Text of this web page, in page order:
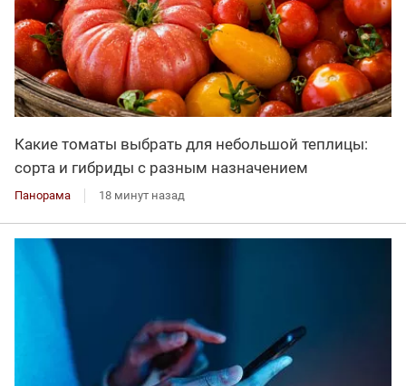
Какие томаты выбрать для небольшой теплицы:
сорта и гибриды с разным назначением
Панорама 18 минут назад